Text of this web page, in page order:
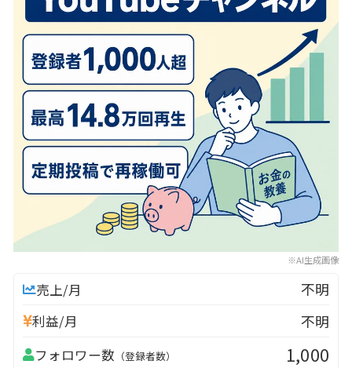
※AI生成画像
売上/月 不明
利益/月 不明
フォロワー数 （登録者数） 1,000